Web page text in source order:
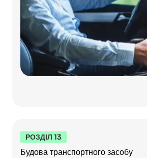
РОЗДІЛ 13
Будова транспортного засобу